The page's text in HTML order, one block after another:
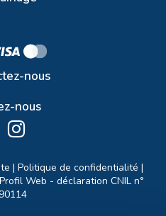
nous
nous
| Politique de confidentialité |
Profil Web - déclaration CNIL n°